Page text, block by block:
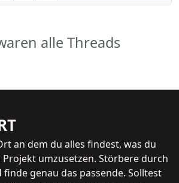
alle Threads
an dem du alles findest, was du
umzusetzen. Störbere durch
genau das passende. Solltest